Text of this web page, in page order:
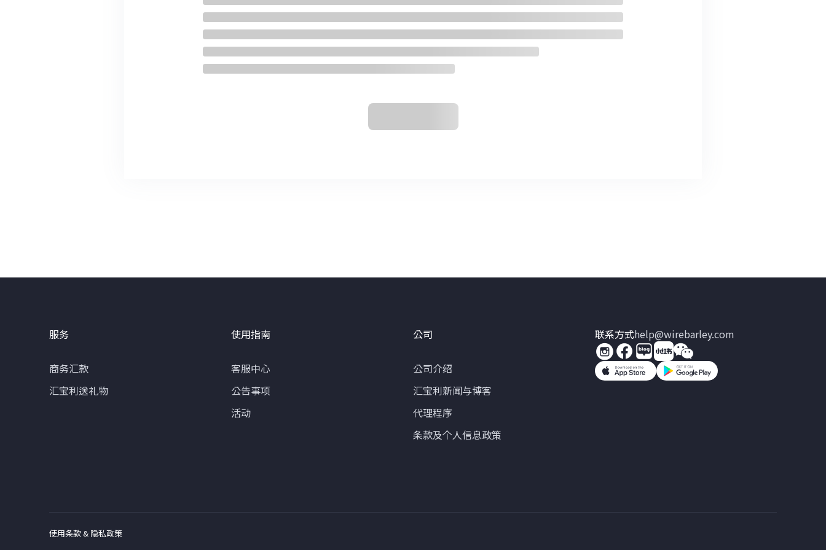
服务
商务汇款
汇宝利送礼物
使用指南
客服中心
公告事项
活动
公司
公司介绍
汇宝利新闻与博客
代理程序
条款及个人信息政策
联系方式help@wirebarley.com
使用条款 & 隐私政策